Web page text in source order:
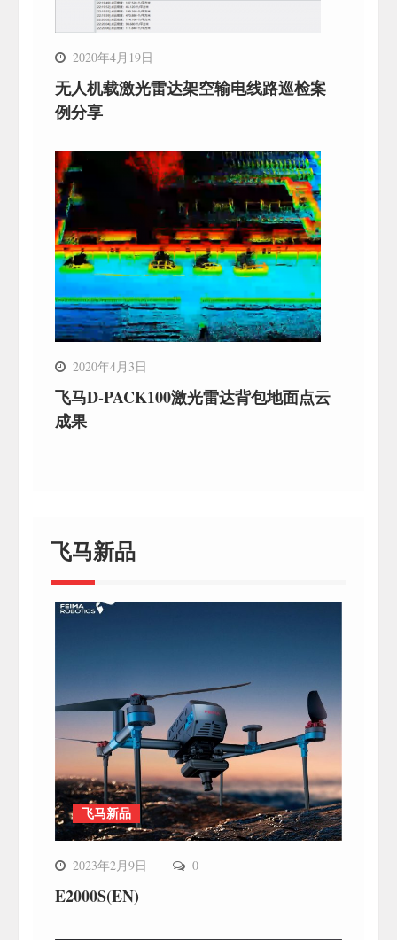
2020年4月19日
无人机载激光雷达架空输电线路巡检案
例分享
2020年4月3日
飞马D-PACK100激光雷达背包地面点云
成果
飞马新品
飞马新品
2023年2月9日 0
E2000S(EN)